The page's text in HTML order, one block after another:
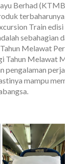
Berhad
Train
sebahagian
Melawat
Tahun Melawat
pengalaman
mampu